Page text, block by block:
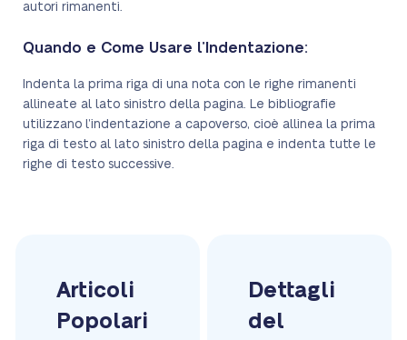
autori rimanenti.
Quando e Come Usare l’Indentazione:
Indenta la prima riga di una nota con le righe rimanenti
allineate al lato sinistro della pagina. Le bibliografie
utilizzano l’indentazione a capoverso, cioè allinea la prima
riga di testo al lato sinistro della pagina e indenta tutte le
righe di testo successive.
Articoli
Popolari
Dettagli
del